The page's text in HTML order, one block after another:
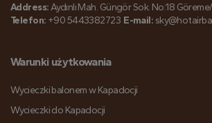
Address:Aydınlı Mah. Güngör Sok. No:18
Telefon: +90 5443382723 E-mail:
Warunki użytkowania
Wycieczki balonem w Kapadocji
Wycieczki do Kapadocji